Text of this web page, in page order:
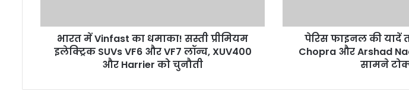
इलेक्ट्रिक कारें क्यों
वजन के फायदे
SUVs
भारत में Vinfast का धमाका! सस्ती प्रीमियम
इलेक्ट्रिक SUVs VF6 और VF7 लॉन्च, XUV400
और Harrier को चुनौती
और
Arshad
Nadeem
पेरिस फाइनल की यादें
Chopra और Arshad
सामने